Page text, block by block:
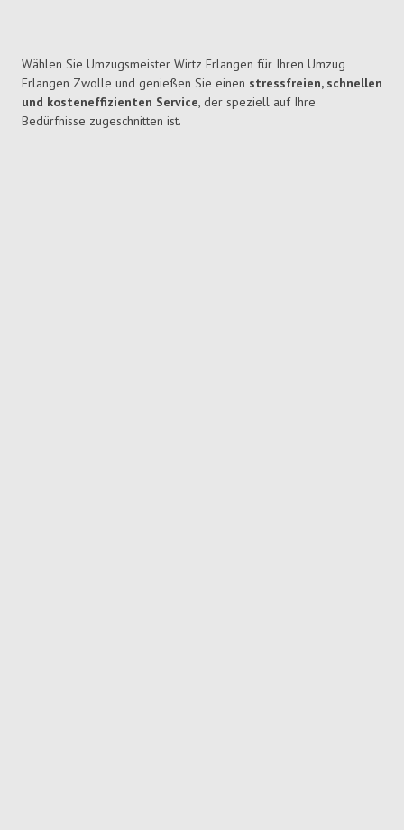
Wählen Sie Umzugsmeister Wirtz Erlangen für Ihren Umzug
Erlangen Zwolle und genießen Sie einen stressfreien, schnellen
und kosteneffizienten Service, der speziell auf Ihre
Bedürfnisse zugeschnitten ist.